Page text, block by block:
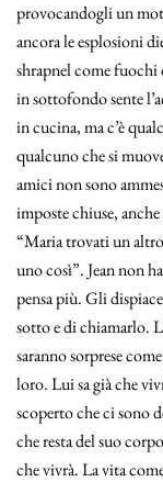
provocandogli un
ancora le esplosioni
shrapnel come fuochi
in sottofondo sente
in cucina, ma c’è
qualcuno che si
amici non sono
imposte chiuse,
“Maria trovati un
uno così”. Jean non
pensa più. Gli
sotto e di chiamarlo.
saranno sorprese
loro. Lui sa già che
scoperto che ci sono
che resta del suo
che vivrà. La vita